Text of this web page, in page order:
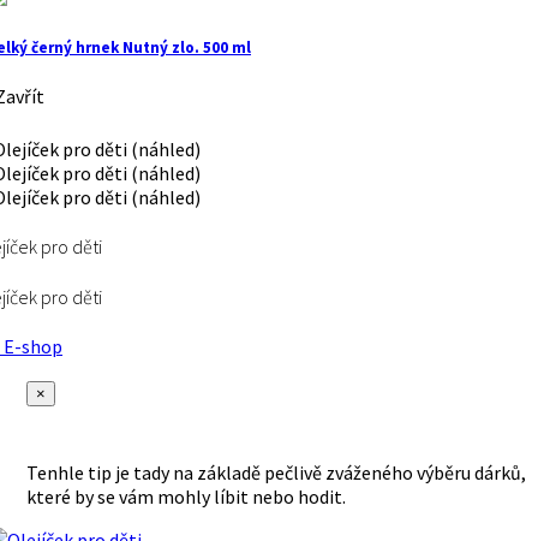
černý hrnek Nutný zlo. 500 ml
pro děti
pro děti
shop
×
Tenhle tip je tady na základě pečlivě zváženého výběru dárků,
které by se vám mohly líbit nebo hodit.